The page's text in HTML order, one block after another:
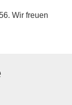
Wir freuen